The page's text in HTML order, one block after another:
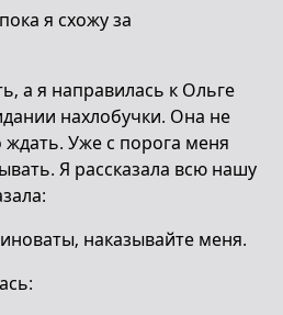
я схожу за
а я направилась к Ольге
нахлобучки. Она не
ждать. Уже с порога меня
Я рассказала всю нашу
наказывайте меня.